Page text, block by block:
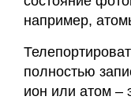
например,
полностью
ион или атом –